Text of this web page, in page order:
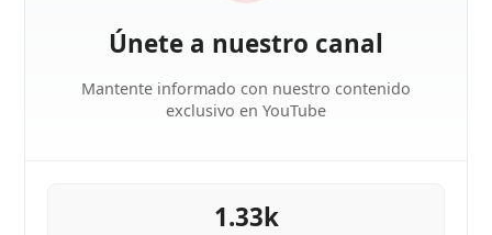
Únete a nuestro canal
Mantente informado con nuestro contenido
exclusivo en YouTube
1.33k